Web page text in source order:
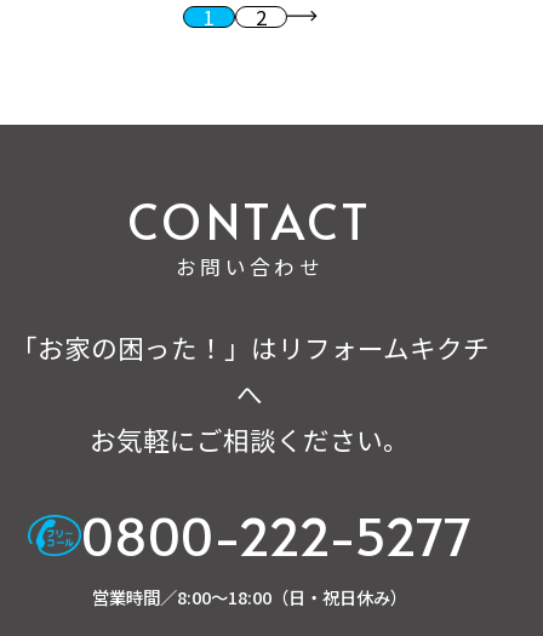
1 2 次へ
お問い合わせ
「お家の困った！」はリフォームキクチ
へ
お気軽にご相談ください。
0800-222-5277
営業時間／8:00～18:00（日・祝日休み）